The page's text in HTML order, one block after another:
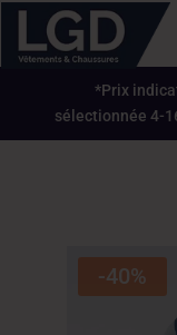
*Prix
sélectionnée 4-
-40%